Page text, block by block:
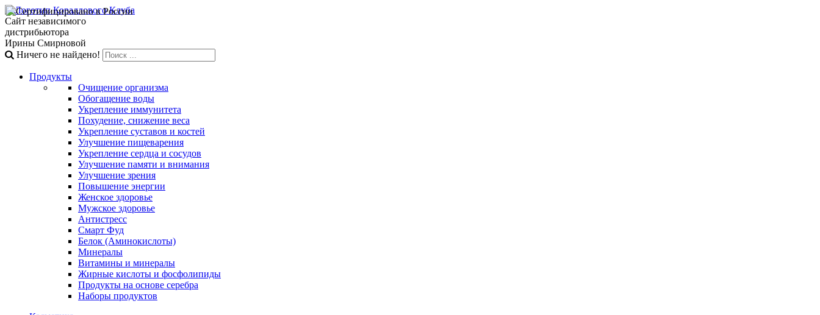
Сайт независимого
дистрибьютора
Ирины Смирновой
Ничего не найдено!
Продукты
Очищение организма
Обогащение воды
Укрепление иммунитета
Похудение, снижение веса
Укрепление суставов и костей
Улучшение пищеварения
Укрепление сердца и сосудов
Улучшение памяти и внимания
Улучшение зрения
Повышение энергии
Женское здоровье
Мужское здоровье
Антистресс
Смарт Фуд
Белок (Аминокислоты)
Минералы
Витамины и минералы
Жирные кислоты и фосфолипиды
Продукты на основе серебра
Наборы продуктов